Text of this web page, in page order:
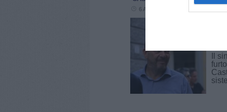
6 Agosto 2026
Il